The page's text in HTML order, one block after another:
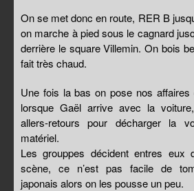
On se met donc en route, RER B
on marche à pied sous le cagnard
derrière le square Villemin. On bois
fait très chaud.
Une fois la bas on pose nos affaires
lorsque Gaël arrive avec la
allers-retours pour décharger la
matériel.
Les grouppes décident entres eux
scène, ce n’est pas facile de
japonais alors on les pousse un peu.